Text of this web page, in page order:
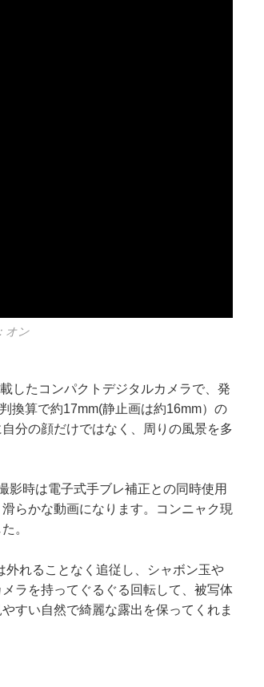
オン
したコンパクトデジタルカメラで、発
換算で約17mm(静止画は約16mm）の
分の顔だけではなく、周りの風景を多
影時は電子式手ブレ補正との同時使用
らかな動画になります。コンニャク現
。
れることなく追従し、シャボン玉や
ラを持ってぐるぐる回転して、被写体
すい自然で綺麗な露出を保ってくれま